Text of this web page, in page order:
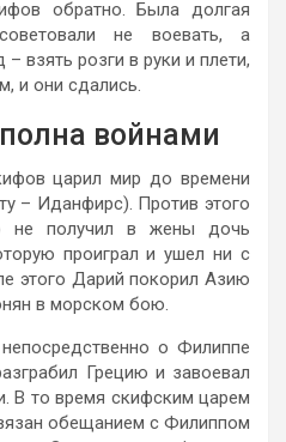
обратно. Была долгая
не воевать, а
взять розги в руки и плети,
и они сдались.
войнами
царил мир до времени
– Иданфирс). Против этого
не получил в жены дочь
проиграл и ушел ни с
этого Дарий покорил Азию
в морском бою.
о Филиппе
Грецию и завоевал
В то время скифским царем
обещанием с Филиппом